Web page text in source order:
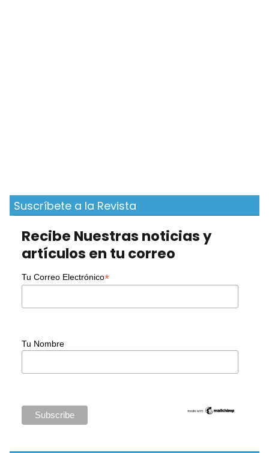
Suscríbete a la Revista
Recibe Nuestras noticias y
artículos en tu correo
Tu Correo Electrónico*
Tu Nombre